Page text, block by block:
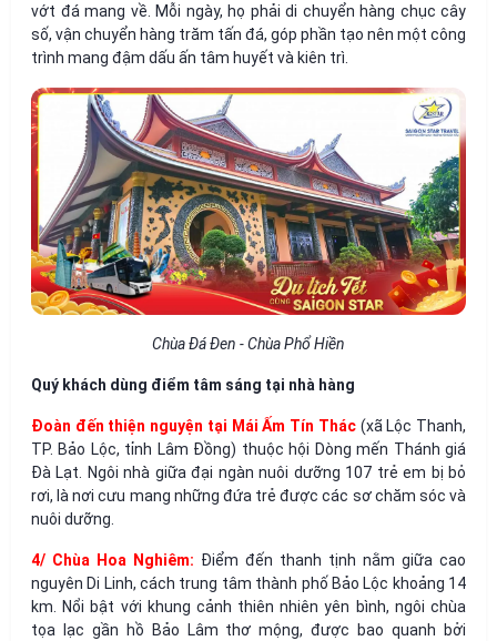
vớt đá mang về. Mỗi ngày, họ phải di chuyển hàng chục cây
số, vận chuyển hàng trăm tấn đá, góp phần tạo nên một công
trình mang đậm dấu ấn tâm huyết và kiên trì.
Chùa Đá Đen - Chùa Phổ Hiền
Quý khách dùng điểm tâm sáng tại nhà hàng
Đoàn đến thiện nguyện tại Mái Ấm Tín Thác(xã Lộc Thanh,
TP. Bảo Lộc, tỉnh Lâm Đồng) thuộc hội Dòng mến Thánh giá
Đà Lạt. Ngôi nhà giữa đại ngàn nuôi dưỡng 107 trẻ em bị bỏ
rơi, là nơi cưu mang những đứa trẻ được các sơ chăm sóc và
nuôi dưỡng.
4/ Chùa Hoa Nghiêm: Điểm đến thanh tịnh nằm giữa cao
nguyên Di Linh, cách trung tâm thành phố Bảo Lộc khoảng 14
km. Nổi bật với khung cảnh thiên nhiên yên bình, ngôi chùa
tọa lạc gần hồ Bảo Lâm thơ mộng, được bao quanh bởi